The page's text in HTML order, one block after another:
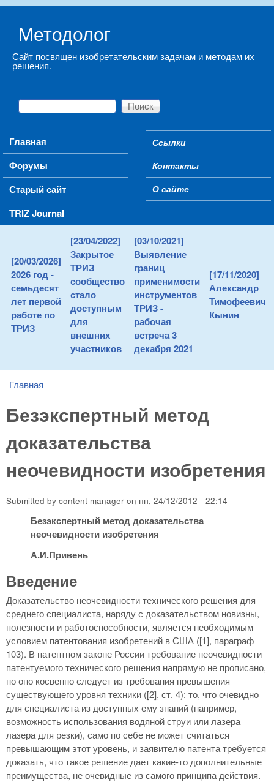
Методолог
Сайт посвящен изобретательским задачам и методам их
решения.
Форма поиска
Поиск
Main menu
Главная
Форумы
Старый сайт
TRIZ Journal
Secondary menu
Ссылки
Контакты
О сайте
[20/03/2026]
2026 год -
семьдесят
лет первой
работе по
ТРИЗ
[23/04/2022]
Закрытое
ТРИЗ
сообщество
стало
доступным
для
внешних
участников
[03/10/2021]
Выявление
границ
применимости
инструментов
ТРИЗ -
рабочая
встреча 3
декабря 2021
[17/11/2020]
Александр
Тимофеевич
Кынин
You are here
Главная
Безэкспертный метод
доказательства
неочевидности изобретения
Submitted by content manager on пн, 24/12/2012 - 22:14
Безэкспертный метод доказательства
неочевидности изобретения
А.И.Привень
Введение
Доказательство неочевидности технического решения для
среднего специалиста, наряду с доказательством новизны,
полезности и работоспособности, является необходимым
условием патентования изобретений в США ([1], параграф
103). В патентном законе России требование неочевидности
патентуемого технического решения напрямую не прописано,
но оно косвенно следует из требования превышения
существующего уровня техники ([2], ст. 4): то, что очевидно
для специалиста из доступных ему знаний (например,
возможность использования водяной струи или лазера
лазера для резки), само по себе не может считаться
превышающим этот уровень, и заявителю патента требуется
доказать, что такое решение дает какие-то дополнительные
преимущества, не очевидные из самого принципа действия.